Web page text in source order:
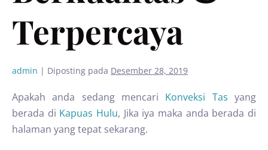
Terpercaya
admin | Diposting pada Desember 28, 2019
Apakah anda sedang mencari Konveksi Tas yang
berada di Kapuas Hulu, Jika iya maka anda berada di
halaman yang tepat sekarang.